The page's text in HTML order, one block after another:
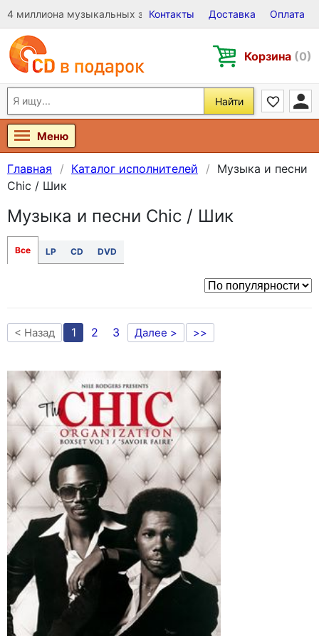
4 миллиона музыкальных записей на Виниле, CD и DVD
Контакты Доставка Оплата
Корзина (0)
Найти
Меню
Главная Каталог исполнителей
Музыка и песни
Chic / Шик
Музыка и песни Chic / Шик
Все LP CD DVD
< Назад 1 2 3 Далее > >>